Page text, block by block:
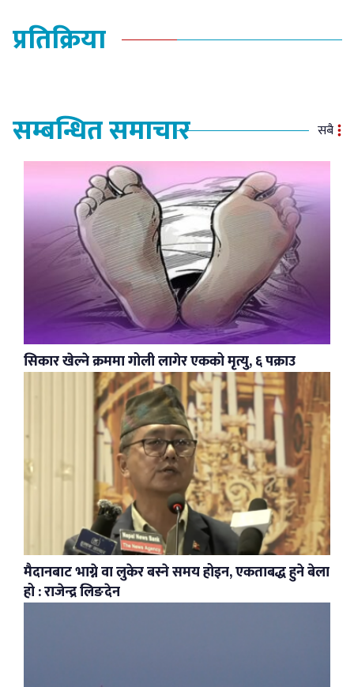
प्रतिक्रिया
सम्बन्धित समाचार सबै
सिकार खेल्ने क्रममा गोली लागेर एकको मृत्यु, ६ पक्राउ
मैदानबाट भाग्ने वा लुकेर बस्ने समय होइन, एकताबद्ध हुने बेला
हो : राजेन्द्र लिङदेन